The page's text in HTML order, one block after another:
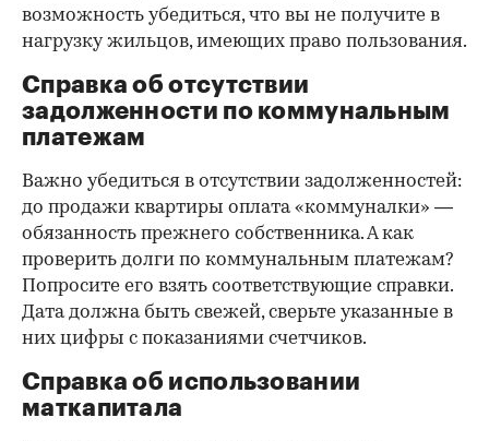
возможность убедиться, что вы не получите в
нагрузку жильцов, имеющих право пользования.
Справка об отсутствии
задолженности по коммунальным
платежам
Важно убедиться в отсутствии задолженностей:
до продажи квартиры оплата «коммуналки» —
обязанность прежнего собственника. А как
проверить долги по коммунальным платежам?
Попросите его взять соответствующие справки.
Дата должна быть свежей, сверьте указанные в
них цифры с показаниями счетчиков.
Справка об использовании
маткапитала